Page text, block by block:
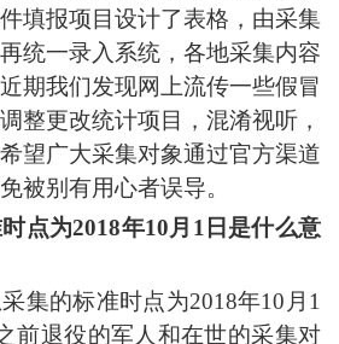
填报项目设计了表格，由采集
统一录入系统，各地采集内容
期我们发现网上流传一些假冒
整更改统计项目，混淆视听，
望广大采集对象通过官方渠道
被别有用心者误导。
点为2018年10月1日是什么意
集的标准时点为2018年10月1
前退役的军人和在世的采集对